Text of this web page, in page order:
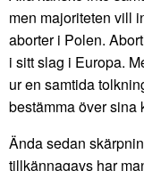
men majoriteten vill
aborter i Polen.
i sitt slag i Europa.
ur en samtida
bestämma över sina
Ända sedan
tillkännagavs har